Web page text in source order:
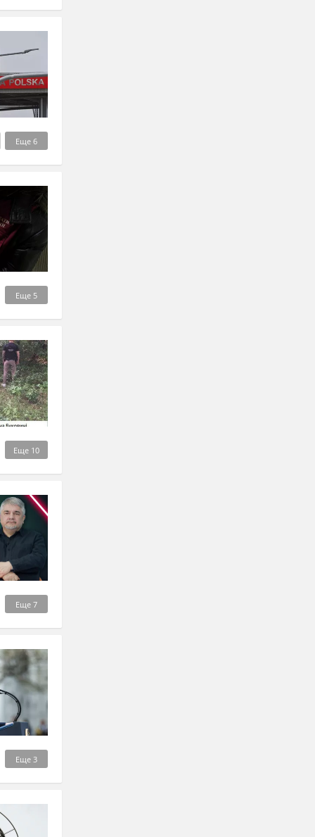
Еще 6
Еще 5
Еще 10
Еще 7
Еще 3